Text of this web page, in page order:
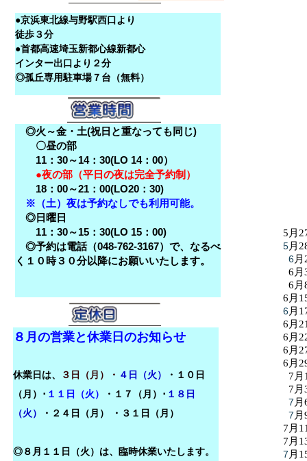
5月
5月
6
6月
6月
6月
6月
6月
6月
6月
6月
7月
7月
7
7
7月
7月
7 月
８月の営業と休業日のお知らせ
休業日は、 ３日（月）・ ４日（火）
・１０日
（月）･ １１日（火） ・１７（月）･ １８日
（火）
・ ２４日（月） ・３１日（月）
◎８月１１日（火）は、臨時休業いたします。
●京浜東北線与野駅西口より
徒歩３分
●首都高速埼玉新都心線新都心
インター出口より２分
◎孤丘専用駐車場７台（無料）
◎火～金・土(祝日と重なっても同じ)
〇昼の部
11：30～14：30(LO 14：00）
●夜の部（平日の夜は完全予約制）
18：00～21：00(LO20：30)
※（土）夜は予約なしでも利用可能。
◎日曜日
11：30～15：30(LO 15：00)
◎予約は電話（048-762-3167）で、なるべ
く１０時３０分以降にお願いいたします。